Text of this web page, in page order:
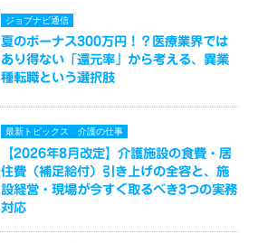
ジョブナビ通信
夏のボーナス300万円！？医療業界では
あり得ない「還元率」から考える、異業
種転職という選択肢
最新トピックス 介護の仕事
【2026年8月改定】介護施設の食費・居
住費（補足給付）引き上げの全容と、施
設経営・現場が今すぐ取るべき3つの実務
対応